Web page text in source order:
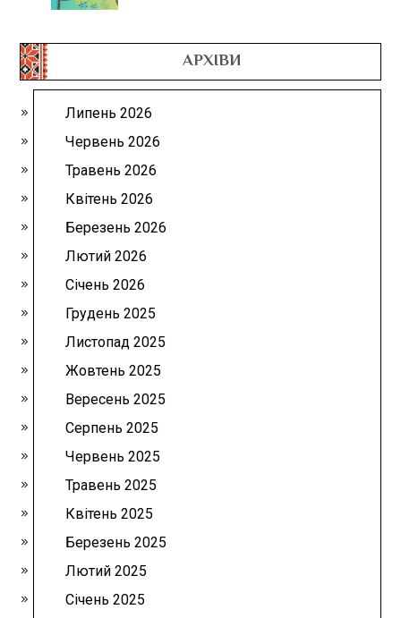
АРХІВИ
Липень 2026
Червень 2026
Травень 2026
Квітень 2026
Березень 2026
Лютий 2026
Січень 2026
Грудень 2025
Листопад 2025
Жовтень 2025
Вересень 2025
Серпень 2025
Червень 2025
Травень 2025
Квітень 2025
Березень 2025
Лютий 2025
Січень 2025